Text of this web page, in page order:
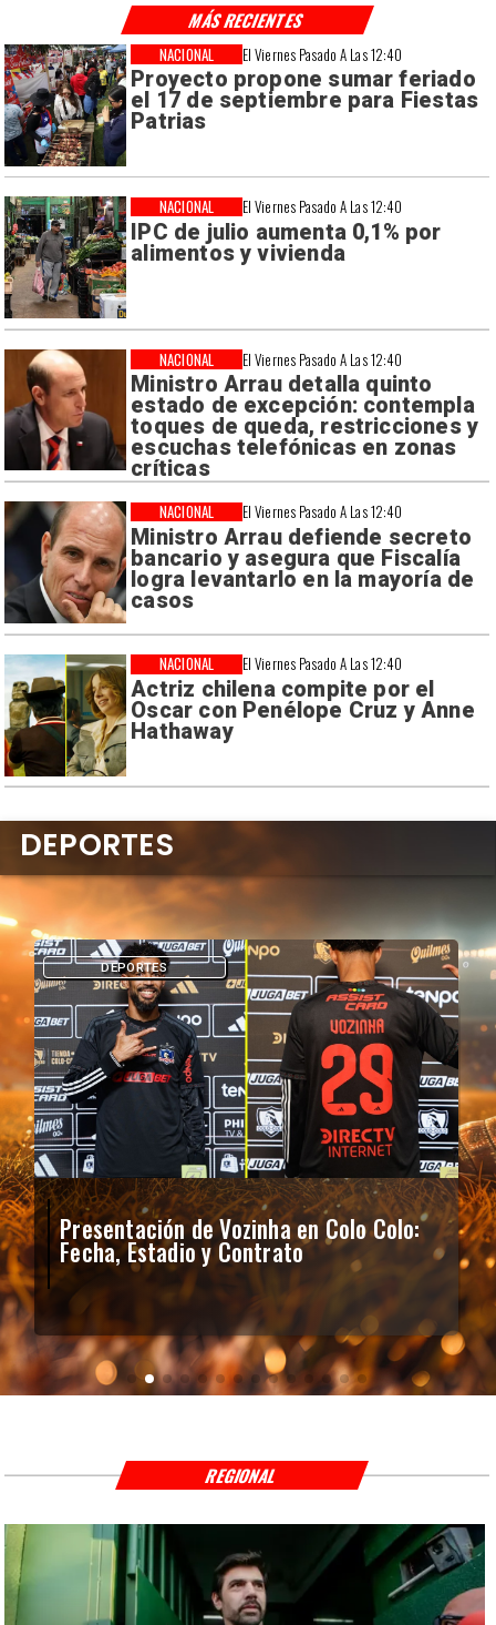
El Viernes Pasado A Las 12:40
Proyecto propone sumar feriado
el 17 de septiembre para Fiestas
Patrias
NACIONAL
El Viernes Pasado A Las 12:40
IPC de julio aumenta 0,1% por
alimentos y vivienda
NACIONAL
El Viernes Pasado A Las 12:40
Ministro Arrau detalla quinto
estado de excepción: contempla
toques de queda, restricciones y
escuchas telefónicas en zonas
críticas
NACIONAL
El Viernes Pasado A Las 12:40
Ministro Arrau defiende secreto
bancario y asegura que Fiscalía
logra levantarlo en la mayoría de
casos
NACIONAL
El Viernes Pasado A Las 12:40
Actriz chilena compite por el
Oscar con Penélope Cruz y Anne
Hathaway
NACIONAL
MÁS RECIENTES
Presentación de Vozinha en Colo Colo:
Fecha, Estadio y Contrato
DEPORTES
DEPORTES
REGIONAL